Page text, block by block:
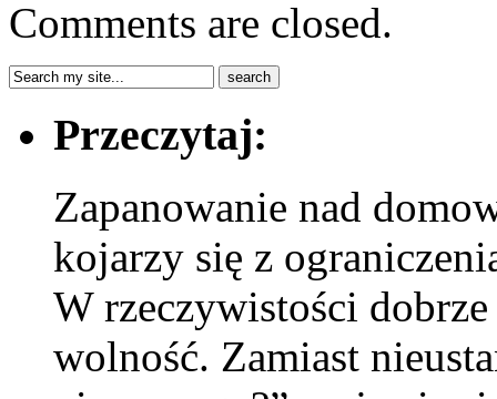
Comments are closed.
Przeczytaj:
Zapanowanie nad
kojarzy się z
W rzeczywistości
wolność. Zamiast